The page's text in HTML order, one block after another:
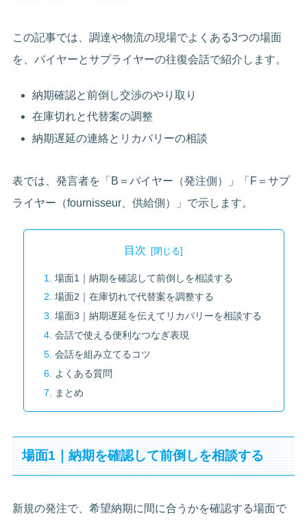
この記事では、調達や物流の現場でよくある3つの場面
を、バイヤーとサプライヤーの往復会話で紹介します。
納期確認と前倒し交渉のやり取り
在庫切れと代替案の調整
納期遅延の連絡とリカバリーの相談
表では、発言者を「B＝バイヤー（発注側）」「F＝サプ
ライヤー（fournisseur、供給側）」で示します。
目次
場面1｜納期を確認して前倒しを相談する
場面2｜在庫切れで代替案を調整する
場面3｜納期遅延を伝えてリカバリーを相談する
会話で使える便利なつなぎ表現
会話を組み立てるコツ
よくある質問
まとめ
場面1｜納期を確認して前倒しを相談する
新規の発注で、希望納期に間に合うかを確認する場面で